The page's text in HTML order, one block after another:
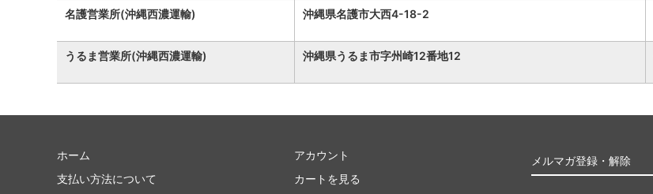
名護営業所(沖縄西濃運輸) 沖縄県名護市大西4-18-2
うるま営業所(沖縄西濃運輸) 沖縄県うるま市字州崎12番地12
メルマガ登録・解除
ホーム
支払い方法について
アカウント
カートを見る